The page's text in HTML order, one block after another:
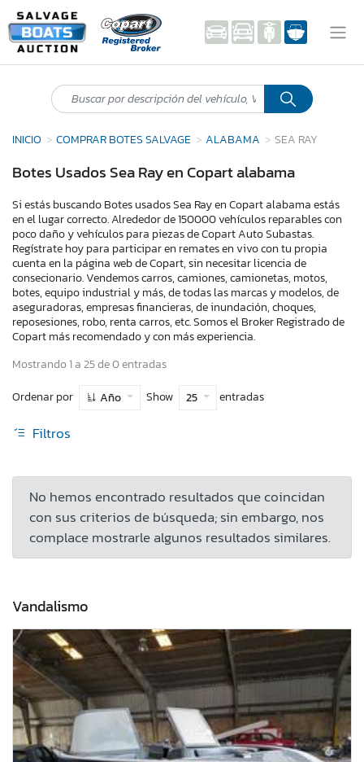
INICIO COMPRAR BOTES SALVAGE ALABAMA SEA RAY
Botes Usados Sea Ray en Copart alabama
Si estás buscando Botes usados Sea Ray en Copart alabama estás
en el lugar correcto. Alrededor de 150000 vehículos reparables con
poco daño y vehículos para piezas de Copart Auto Subastas.
Regístrate hoy para participar en remates en vivo con tu propia
cuenta en la página web de Copart, sin necesitar licencia de
consecionario. Vendemos carros, camiones, camionetas, motos,
botes, equipo industrial y más, de todas las marcas y modelos, de
aseguradoras, empresas financieras, de inundación, choques,
reposesiones, robo, renta carros, etc. Somos el Broker Registrado de
Copart más recomendado y con más experiencia.
Mostrando 1 a 25 de 0 entradas
Ordenar por
Año Show 25 entradas
Filtros
No hemos encontrado resultados que coincidan
con sus criterios de búsqueda; sin embargo, nos
complace mostrarle algunos resultados similares.
Vandalismo